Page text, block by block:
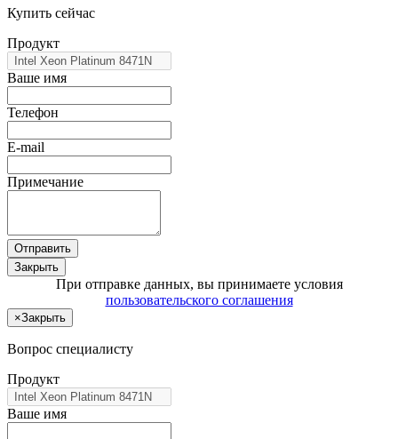
Купить сейчас
Продукт
Ваше имя
Телефон
E-mail
Примечание
Отправить
Закрыть
При отправке данных, вы принимаете условия
пользовательского соглашения
×Закрыть
Вопрос специалисту
Продукт
Ваше имя